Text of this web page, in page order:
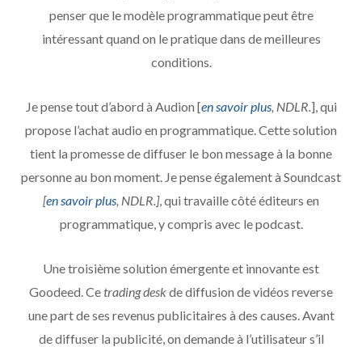
penser que le modèle programmatique peut être
intéressant quand on le pratique dans de meilleures
conditions.
Je pense tout d’abord à Audion [en savoir plus, NDLR. ], qui
propose l’achat audio en programmatique. Cette solution
tient la promesse de diffuser le bon message à la bonne
personne au bon moment. Je pense également à Soundcast
[en savoir plus , NDLR.], qui travaille côté éditeurs en
programmatique, y compris avec le podcast.
Une troisième solution émergente et innovante est
Goodeed. Cetrading deskde diffusion de vidéos reverse
une part de ses revenus publicitaires à des causes. Avant
de diffuser la publicité, on demande à l’utilisateur s’il